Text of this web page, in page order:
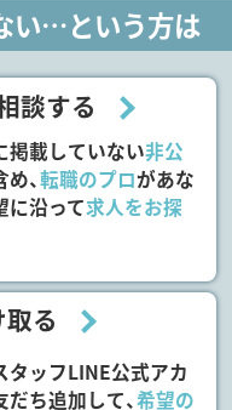
い…という方は
談する
掲載していない非公
め、転職のプロがあな
に沿って求人をお探
る
タッフLINE公式アカ
だち追加して、希望の